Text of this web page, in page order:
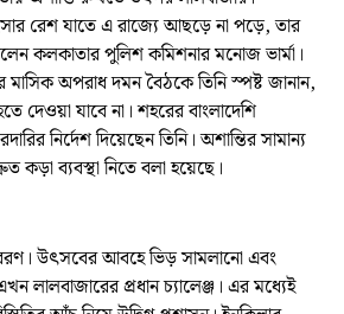
রেশ যাতে এ রাজ্যে আছড়ে না পড়ে, তার
কলকাতার পুলিশ কমিশনার মনোজ ভার্মা।
অপরাধ দমন বৈঠকে তিনি স্পষ্ট জানান,
দেওয়া যাবে না। শহরের বাংলাদেশি
নির্দেশ দিয়েছেন তিনি। অশান্তির সামান্য
কড়া ব্যবস্থা নিতে বলা হয়েছে।
উৎসবের আবহে ভিড় সামলানো এবং
লালবাজারের প্রধান চ্যালেঞ্জ। এর মধ্যেই